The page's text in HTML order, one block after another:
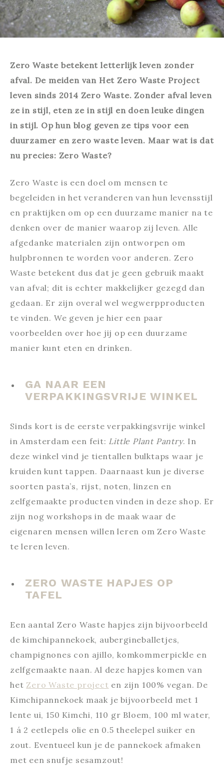
Zero Waste betekent letterlijk leven zonder
afval. De meiden van Het Zero Waste Project
leven sinds 2014 Zero Waste. Zonder afval leven
ze in stijl, eten ze in stijl en doen leuke dingen
in stijl. Op hun blog geven ze tips voor een
duurzamer en zero waste leven. Maar wat is dat
nu precies: Zero Waste?
Zero Waste is een doel om mensen te
begeleiden in het veranderen van hun levensstijl
en praktijken om op een duurzame manier na te
denken over de manier waarop zij leven. Alle
afgedanke materialen zijn ontworpen om
hulpbronnen te worden voor anderen. Zero
Waste betekent dus dat je geen gebruik maakt
van afval; dit is echter makkelijker gezegd dan
gedaan. Er zijn overal wel wegwerpproducten
te vinden. We geven je hier een paar
voorbeelden over hoe jij op een duurzame
manier kunt eten en drinken.
GA NAAR EEN
VERPAKKINGSVRIJE WINKEL
Sinds kort is de eerste verpakkingsvrije winkel
in Amsterdam een feit: Little Plant Pantry. In
deze winkel vind je tientallen bulktaps waar je
kruiden kunt tappen. Daarnaast kun je diverse
soorten pasta’s, rijst, noten, linzen en
zelfgemaakte producten vinden in deze shop. Er
zijn nog workshops in de maak waar de
eigenaren mensen willen leren om Zero Waste
te leren leven.
ZERO WASTE HAPJES OP
TAFEL
Een aantal Zero Waste hapjes zijn bijvoorbeeld
de kimchipannekoek, aubergineballetjes,
champignones con ajillo, komkommerpickle en
zelfgemaakte naan. Al deze hapjes komen van
het Zero Waste project en zijn 100% vegan. De
Kimchipannekoek maak je bijvoorbeeld met 1
lente ui, 150 Kimchi, 110 gr Bloem, 100 ml water,
1 á 2 eetlepels olie en 0.5 theelepel suiker en
zout. Eventueel kun je de pannekoek afmaken
met een snufje sesamzout!